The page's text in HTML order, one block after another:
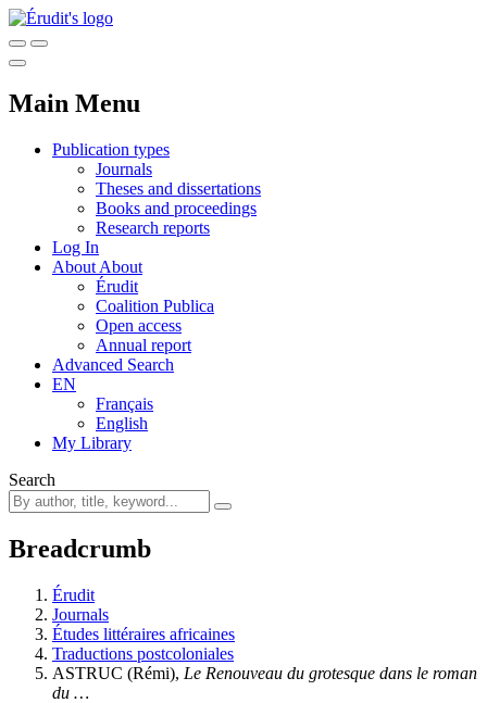
Main Menu
Publication types
Journals
Theses and dissertations
Books and proceedings
Research reports
Log In
About About
Érudit
Coalition Publica
Open access
Annual report
Advanced Search
EN
Français
English
My Library
Search
Breadcrumb
Érudit
Journals
Études littéraires africaines
Traductions postcoloniales
ASTRUC (Rémi), Le Renouveau du grotesque dans le roman
du …